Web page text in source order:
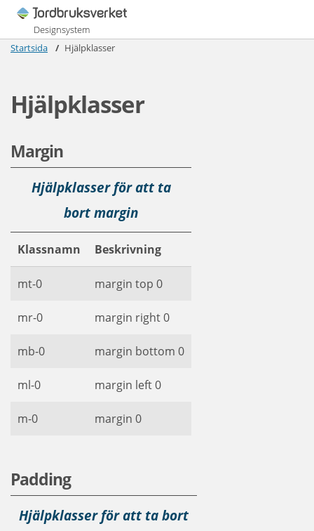
Designsystem
Startsida
Hjälpklasser
Hjälpklasser
Margin
Hjälpklasser för att ta
bort margin
Klassnamn Beskrivning
mt-0 margin top 0
mr-0 margin right 0
mb-0 margin bottom 0
ml-0 margin left 0
m-0 margin 0
Padding
Hjälpklasser för att ta bort